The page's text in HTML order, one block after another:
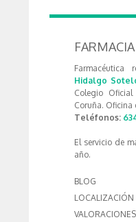
Farmacéutica
Hidalgo
Colegio
Coruña. Oficina
Teléfonos:
El servicio de
año.
BLOG
LOCALIZACIÓN
VALORACIONES